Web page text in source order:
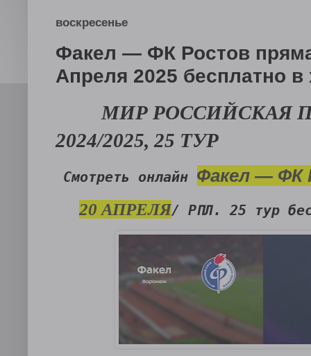
воскресенье
Факел — ФК Ростов
Апреля 2025 бесплатно
МИР РОССИЙСКАЯ
2024/2025, 25 ТУР
Смотреть онлайн Факел — ФК
20 АПРЕЛЯ/ РПЛ. 25 тур